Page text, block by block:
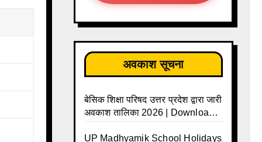
अवकाश सूचना
बेसिक शिक्षा परिषद उत्तर प्रदेश द्वारा जारी
अवकाश तालिका 2026 | Download
Holiday List 2026 | Basic
UP Madhyamik School Holidays